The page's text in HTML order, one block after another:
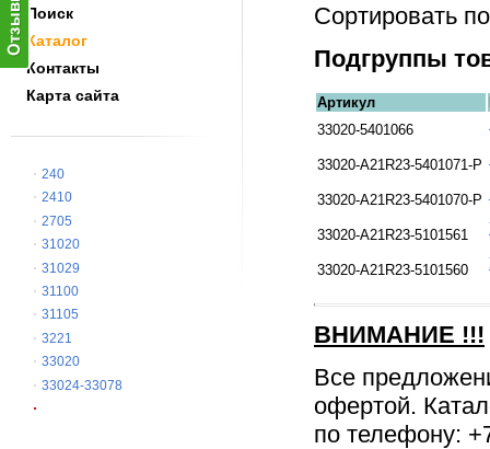
Поиск
Каталог
Контакты
Карта сайта
240
2410
2705
31020
31029
31100
31105
3221
33020
33024-33078
Сортировать
Подгруппы
Артикул
33020-5401066
33020-А21R23-5401071-P
33020-А21R23-5401070-P
33020-A21R23-5101561
33020-A21R23-5101560
ВНИМАНИЕ !!!
Все
офертой.
по телефону: